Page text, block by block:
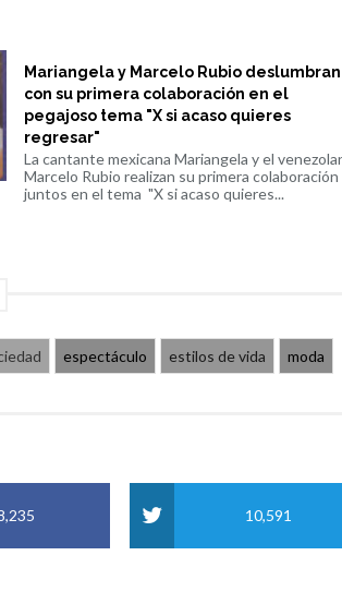
Mariangela y Marcelo Rubio deslumbran
con su primera colaboración en el
pegajoso tema "X si acaso quieres
regresar"
La cantante mexicana Mariangela y el
Marcelo Rubio realizan su primera colaboración
juntos en el tema "X si acaso quieres...
espectáculo estilos de vida moda
10,591